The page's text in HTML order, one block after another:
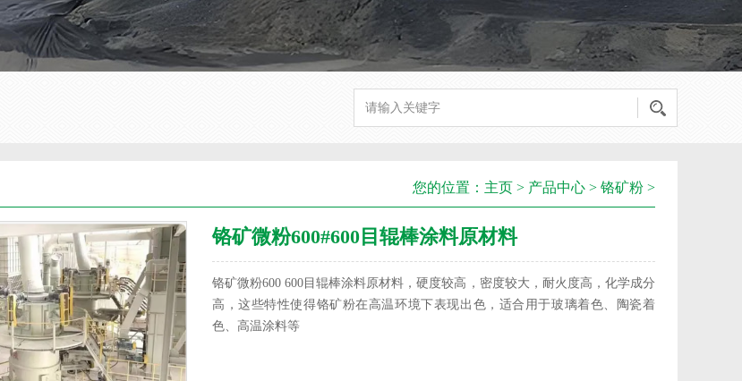
您的位置： 主页 > 产品中心 > 铬矿粉 >
铬矿微粉600#600目辊棒涂料原材料
铬矿微粉600 600目辊棒涂料原材料，硬度较高‌，‌密度较大‌，耐火度高‌，‌化学成分‌
高，这些特性使得铬矿粉在高温环境下表现出色，适合用于玻璃着色、陶瓷着
色、高温涂料等